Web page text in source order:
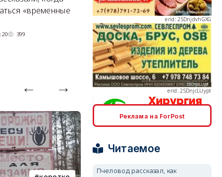
«временные
399
Под стенами Галереи искусств
прячутся руины храма,
гравийный сад и семейные
качели.
06/08/2026 15:00 2805 erid: 2SDnjcLUypt
erid: 2SDnjcrDNw6
Реклама на ForPost
Читаемое
Пчеловод рассказал, как